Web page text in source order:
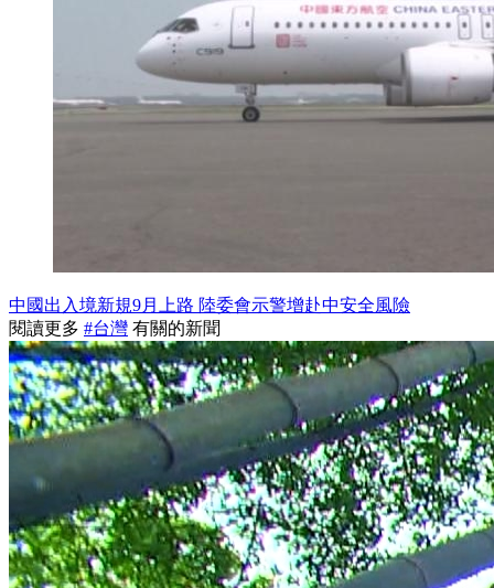
中國出入境新規9月上路 陸委會示警增赴中安全風險
閱讀更多 #台灣 有關的新聞